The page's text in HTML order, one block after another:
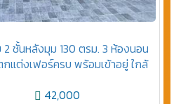
2 ชั้นหลังมุม 130 ตรม. 3 ห้องนอน
แต่งเฟอร์ครบ พร้อมเข้าอยู่ ใกล้
42,000